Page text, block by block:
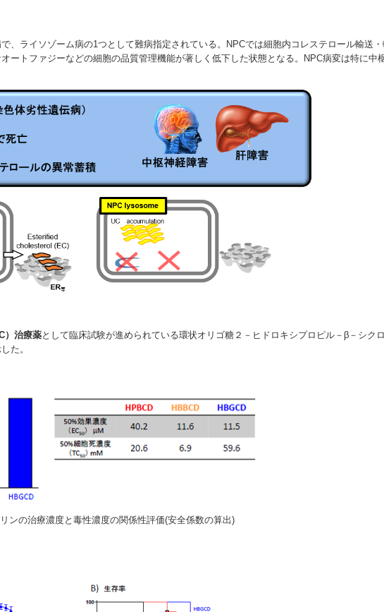
ライソゾーム病の1つとして難病指定されている。NPCでは細胞内コレステロール輸送
ートファジーなどの細胞の品質管理機能が著しく低下した状態となる。NPC病変は特に中
）治療薬として臨床試験が進められている環状オリゴ糖２－ヒドロキシプロピル－β－シク
た。
ンの治療濃度と毒性濃度の関係性評価(安全係数の算出)